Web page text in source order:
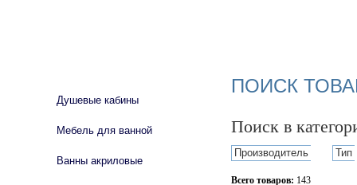
ПОИСК
Поиск в
Производитель Тип
Всего товаров: 143
Душевые кабины
Мебель для ванной
Ванны акриловые